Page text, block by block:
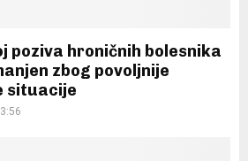
poziva hroničnih bolesnika
zbog povoljnije
situacije